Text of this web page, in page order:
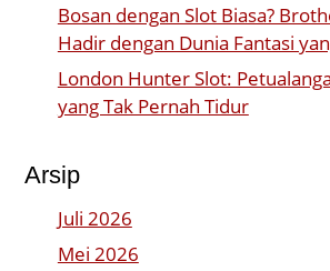
Bosan dengan Slot Biasa?
Hadir dengan Dunia Fantasi
London Hunter Slot:
yang Tak Pernah Tidur
Arsip
Juli 2026
Mei 2026